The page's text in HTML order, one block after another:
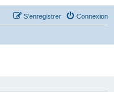
Connexion
S’enregistrer